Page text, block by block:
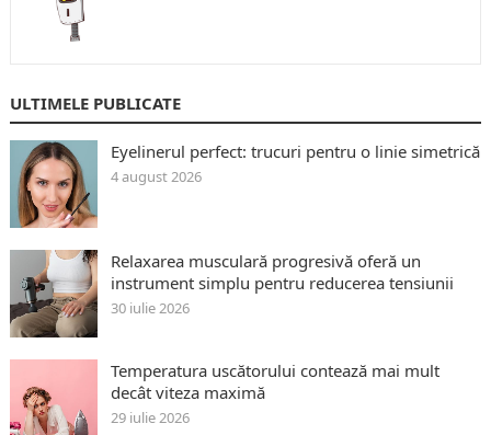
ULTIMELE PUBLICATE
Eyelinerul perfect: trucuri pentru o linie simetrică
4 august 2026
Relaxarea musculară progresivă oferă un
instrument simplu pentru reducerea tensiunii
30 iulie 2026
Temperatura uscătorului contează mai mult
decât viteza maximă
29 iulie 2026